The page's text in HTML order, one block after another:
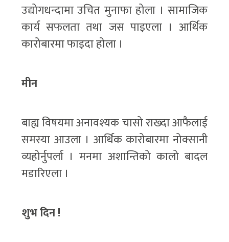
उद्योगधन्दामा उचित मुनाफा होला । सामाजिक
कार्य सफलता तथा जस पाइएला । आर्थिक
कारोबारमा फाइदा होला ।
मीन
बाह्य विषयमा अनावश्यक चासो राख्दा आफैलाई
समस्या आउला । आर्थिक कारोबारमा नोक्सानी
व्यहोर्नुपर्ला । मनमा अशान्तिको कालो बादल
मडारिएला ।
शुभ दिन !